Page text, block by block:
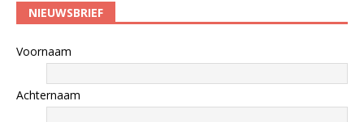
NIEUWSBRIEF
Voornaam
Achternaam